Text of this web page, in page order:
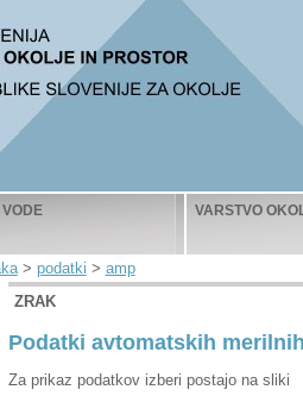
VODE VARSTVO
> podatki > amp
ZRAK
Podatki avtomatskih
Za prikaz podatkov izberi postajo na sliki